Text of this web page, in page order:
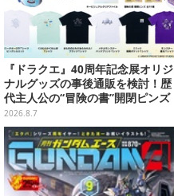
『ドラクエ』40周年記念展オリジ
ナルグッズの事後通販を検討！歴
代主人公の“冒険の書”開閉ピンズ
をはじめ、ユニークなＴシャツや
雑貨など
2026.8.7